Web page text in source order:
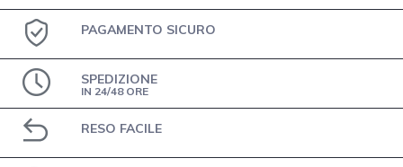
PAGAMENTO SICURO
SPEDIZIONE
IN 24/48 ORE
RESO FACILE